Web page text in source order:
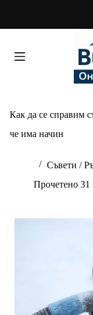
Как да се справим
че има начин
Съвети /
Прочетено 31